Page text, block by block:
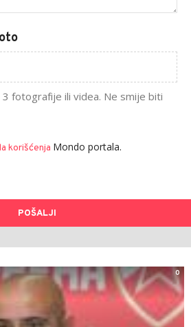
fotografije ili videa. Ne smije biti
korišćenja Mondo portala.
POŠALJI
0